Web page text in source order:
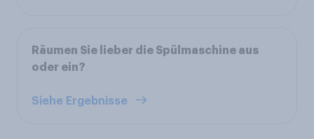
Räumen Sie lieber die Spülmaschine aus
oder ein?
Siehe Ergebnisse